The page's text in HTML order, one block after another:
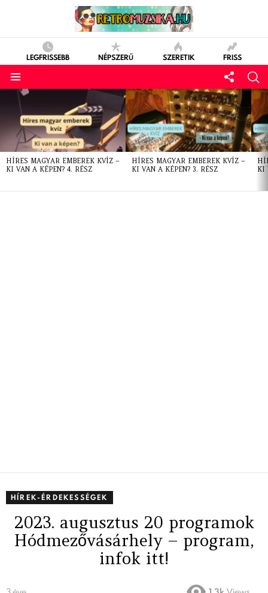
LEGFRISSEBB NÉPSZERŰ SZERETIK FRISS
LATEST
STORIES
HÍRES MAGYAR EMBEREK KVÍZ –
KI VAN A KÉPEN? 4. RÉSZ
HÍRES MAGYAR EMBEREK KVÍZ –
KI VAN A KÉPEN? 3. RÉSZ
KI
HÍREK-ÉRDEKESSÉGEK
2023. augusztus 20 programok
Hódmezővásárhely – program,
infok itt!